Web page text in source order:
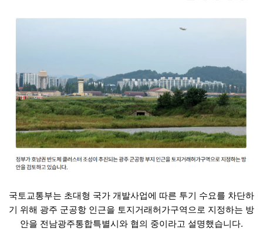
국토교통부는 초대형 국가 개발사업에 따른 투기 수요를 차단하
기 위해 광주 군공항 인근을 토지거래허가구역으로 지정하는 방
안을 전남광주통합특별시와 협의 중이라고 설명했습니다.